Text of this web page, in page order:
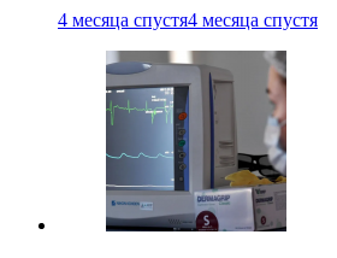
4 месяца спустя4 месяца спустя